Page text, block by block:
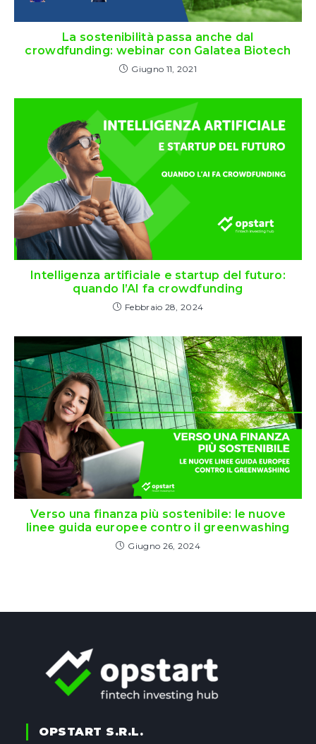
La sostenibilità passa anche dal
crowdfunding: webinar con Galatea Biotech
Giugno 11, 2021
Intelligenza artificiale e startup del futuro:
quando l’AI fa crowdfunding
Febbraio 28, 2024
Verso una finanza più sostenibile: le nuove
linee guida europee contro il greenwashing
Giugno 26, 2024
OPSTART S.r.l.